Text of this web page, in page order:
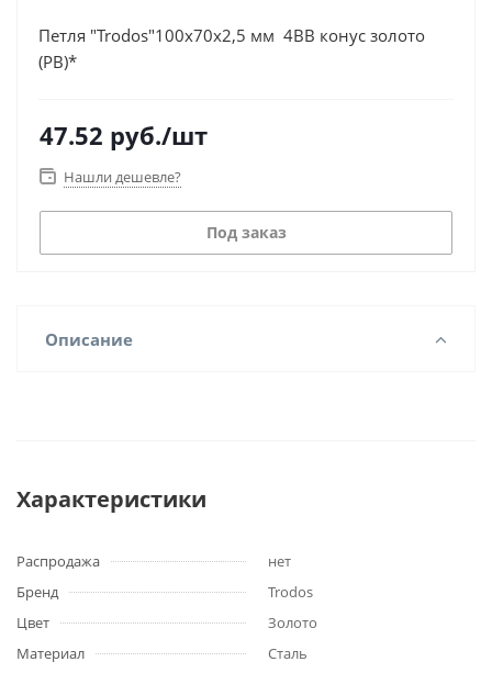
Петля "Trodos"100х70х2,5 мм 4BB конус золото
(PB)*
47.52 руб./шт
Нашли дешевле?
Под заказ
Описание
Характеристики
Распродажа
нет
Бренд
Trodos
Цвет
Золото
Материал
Сталь